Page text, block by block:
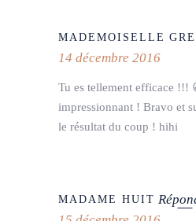
MADEMOISELLE
14 décembre 2016
Tu es tellement efficace !!!
impressionnant ! Bravo et
le résultat du coup ! hihi
MADAME HUIT